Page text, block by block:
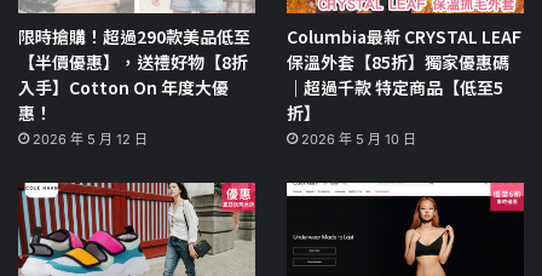
限時搶購！超過290款美品低至
【半價優惠】，送禮好物【8折
入手】Cotton On 年度大優
惠！
2026 年 5 月 12 日
Columbia最新 CRYSTAL LEAF
保溫外套【85折】獨家優惠碼
｜超過千款 特定商品【低至5
折】
2026 年 5 月 10 日